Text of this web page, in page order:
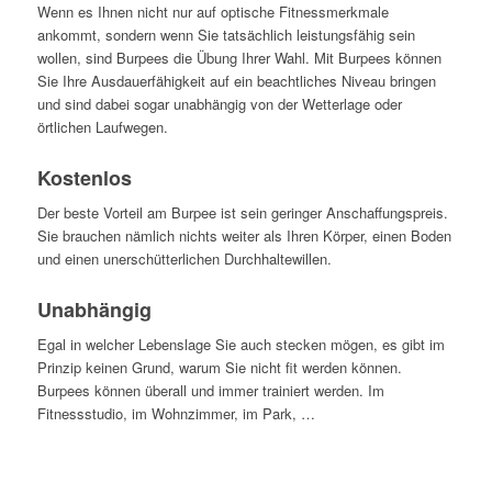
Wenn es Ihnen nicht nur auf optische Fitnessmerkmale
ankommt, sondern wenn Sie tatsächlich leistungsfähig sein
wollen, sind Burpees die Übung Ihrer Wahl. Mit Burpees können
Sie Ihre Ausdauerfähigkeit auf ein beachtliches Niveau bringen
und sind dabei sogar unabhängig von der Wetterlage oder
örtlichen Laufwegen.
Kostenlos
Der beste Vorteil am Burpee ist sein geringer Anschaffungspreis.
Sie brauchen nämlich nichts weiter als Ihren Körper, einen Boden
und einen unerschütterlichen Durchhaltewillen.
Unabhängig
Egal in welcher Lebenslage Sie auch stecken mögen, es gibt im
Prinzip keinen Grund, warum Sie nicht fit werden können.
Burpees können überall und immer trainiert werden. Im
Fitnessstudio, im Wohnzimmer, im Park, …